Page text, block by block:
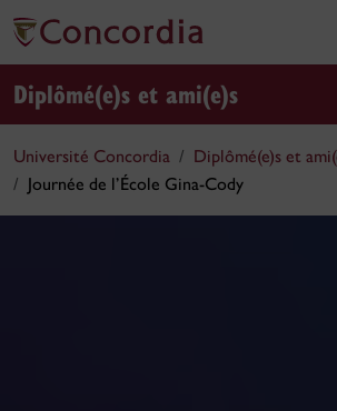
Diplômé(e)s et ami(e)s
Université Concordia Diplômé(e)s et
Journée de l’École Gina-Cody